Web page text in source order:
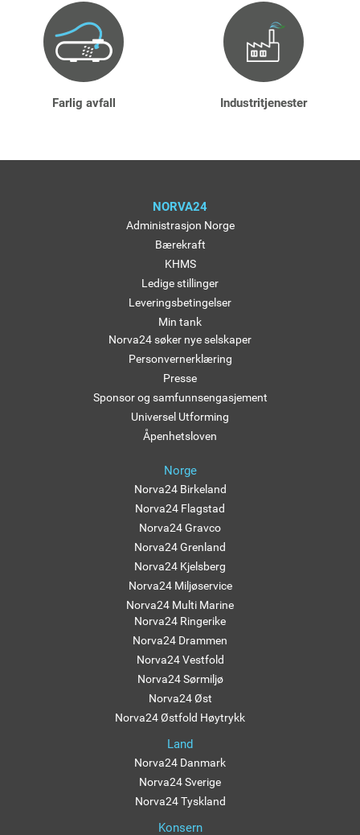
Farlig avfall Industritjenester
NORVA24
Administrasjon Norge
Bærekraft
KHMS
Ledige stillinger
Leveringsbetingelser
Min tank
Norva24 søker nye selskaper
Personvernerklæring
Presse
Sponsor og samfunnsengasjement
Universel Utforming
Åpenhetsloven
Norge
Norva24 Birkeland
Norva24 Flagstad
Norva24 Gravco
Norva24 Grenland
Norva24 Kjelsberg
Norva24 Miljøservice
Norva24 Multi Marine
Norva24 Ringerike
Norva24 Drammen
Norva24 Vestfold
Norva24 Sørmiljø
Norva24 Øst
Norva24 Østfold Høytrykk
Land
Norva24 Danmark
Norva24 Sverige
Norva24 Tyskland
Konsern